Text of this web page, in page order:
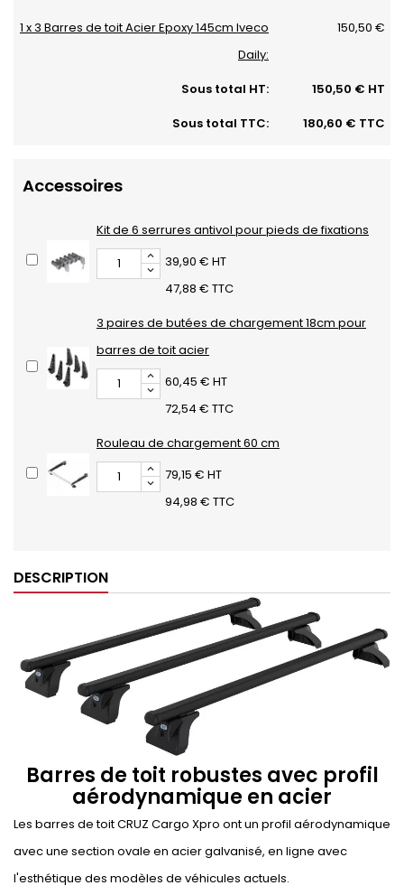
1 x 3 Barres de toit Acier Epoxy 145cm Iveco
Daily:
150,50 €
Sous total HT:
150,50 € HT
Sous total TTC:
180,60 € TTC
Accessoires
Kit de 6 serrures antivol pour pieds de fixations
39,90 € HT
47,88 € TTC
3 paires de butées de chargement 18cm pour
barres de toit acier
60,45 € HT
72,54 € TTC
Rouleau de chargement 60 cm
79,15 € HT
94,98 € TTC
DESCRIPTION
Barres de toit robustes avec profil
aérodynamique en acier
Les barres de toit CRUZ Cargo Xpro ont un profil aérodynamique
avec une section ovale en acier galvanisé, en ligne avec
l'esthétique des modèles de véhicules actuels.